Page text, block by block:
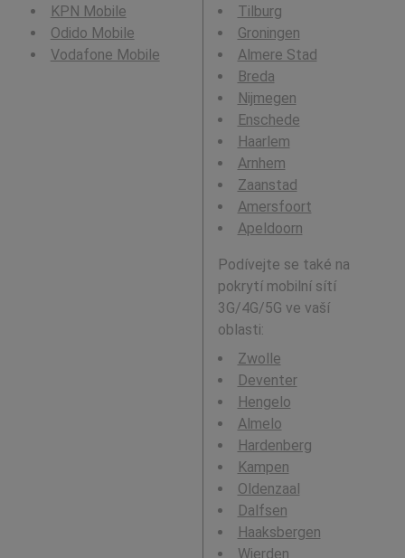
KPN Mobile
Odido Mobile
Vodafone Mobile
Tilburg
Groningen
Almere Stad
Breda
Nijmegen
Enschede
Haarlem
Arnhem
Zaanstad
Amersfoort
Apeldoorn
Podívejte se také na
pokrytí mobilní sítí
3G/4G/5G ve vaší
oblasti:
Zwolle
Deventer
Hengelo
Almelo
Hardenberg
Kampen
Oldenzaal
Dalfsen
Haaksbergen
Wierden